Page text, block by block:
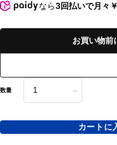
なら3回払いで月々
お買い物前
数量
カートに